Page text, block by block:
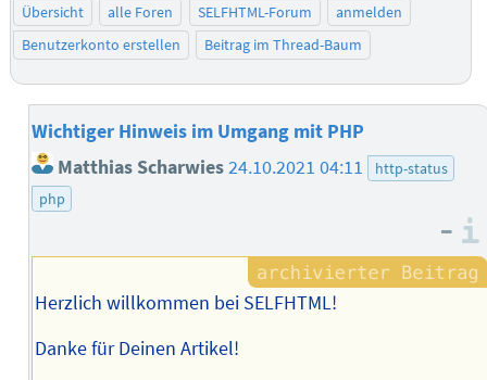
Übersicht alle Foren SELFHTML-Forum
anmelden
Benutzerkonto erstellen
Beitrag im Thread-Baum
Wichtiger Hinweis im Umgang mit PHP
Matthias Scharwies24.10.2021 04:11
http-status
php
–
Herzlich willkommen bei SELFHTML!
Danke für Deinen Artikel!